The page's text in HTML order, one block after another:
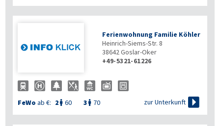
Ferienwohnung Familie Köhler
Heinrich-Siems-Str. 8
38642Goslar-Oker
+49-5321-61226
FeWo ab €: 2  60 3  70 zur Unterkunft 